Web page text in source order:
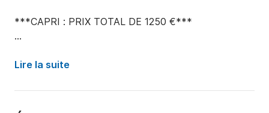
***CAPRI : PRIX TOTAL DE 1250 €***
COMPREND :
- Skipper et hôtesse
Lire la suite